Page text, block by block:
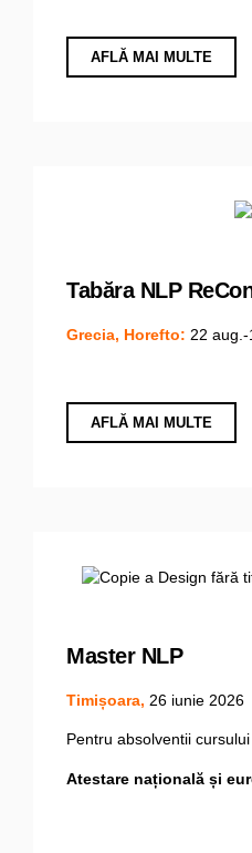
AFLĂ MAI MULTE
Tabăra NLP
Grecia, Horefto: 22
AFLĂ MAI MULTE
Master NLP
Timișoara, 26 iunie 2026
Pentru absolventii
Atestare națională și